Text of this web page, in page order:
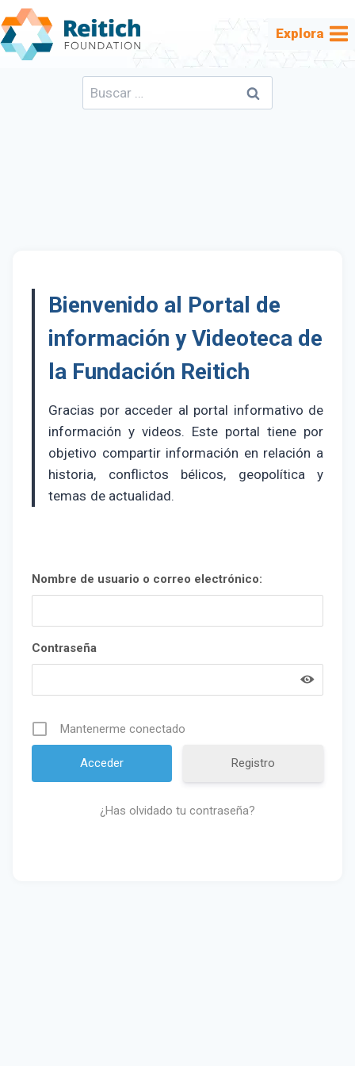
Saltar
al
contenido
Explora
Buscar:
Bienvenido al Portal de
información y Videoteca de
la Fundación Reitich
Gracias por acceder al portal informativo de
información y videos. Este portal tiene por
objetivo compartir información en relación a
historia, conflictos bélicos, geopolítica y
temas de actualidad.
Nombre de usuario o correo electrónico:
Contraseña
Mantenerme conectado
Registro
¿Has olvidado tu contraseña?